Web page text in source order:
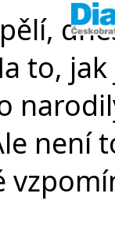
to,
není